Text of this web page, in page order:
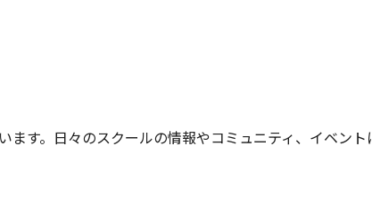
す。日々のスクールの情報やコミュニティ、イベン